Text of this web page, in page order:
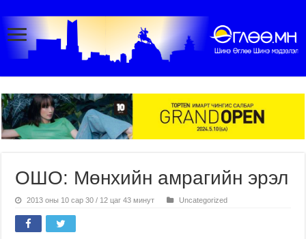
ОШО: Мөнхийн амрагийн эрэл
2013 оны 10 сар 30 / 12 цаг 43 минут Uncategorized